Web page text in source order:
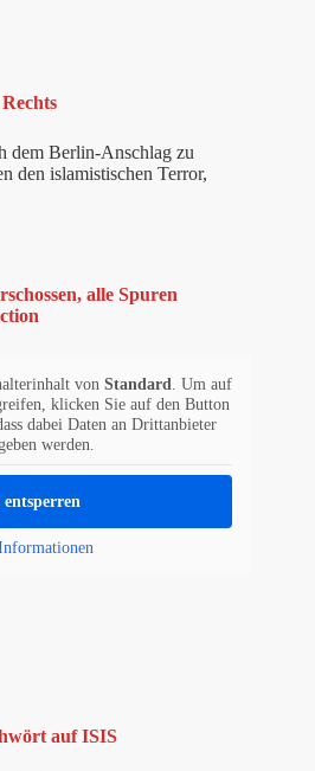
dem Berlin-Anschlag zu
den islamistischen Terror,
alle Spuren
von Standard
. Um auf
klicken Sie auf den Button
dabei Daten an Drittanbieter
werden.
auf ISIS